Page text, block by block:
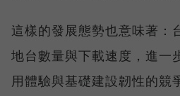
這樣的發展態勢也意味著：
地台數量與下載速度，進一
用體驗與基礎建設韌性的競